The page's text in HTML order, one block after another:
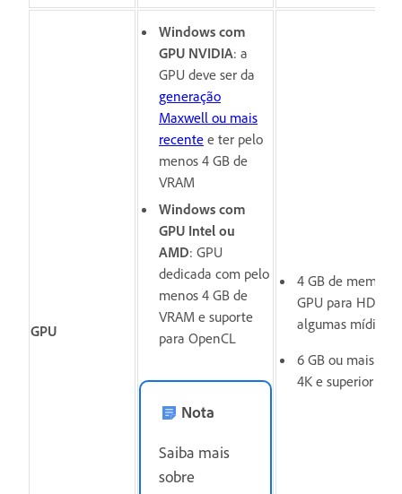
GPU
Windows com
GPU NVIDIA: a
GPU deve ser da
generação
Maxwell ou mais
recente e ter pelo
menos 4 GB de
VRAM
Windows com
GPU Intel ou
AMD: GPU
dedicada com pelo
menos 4 GB de
VRAM e suporte
para OpenCL
Nota
Saiba mais
sobre
4 GB de memória
GPU para HD e
algumas mídias
6 GB ou mais
4K e superior